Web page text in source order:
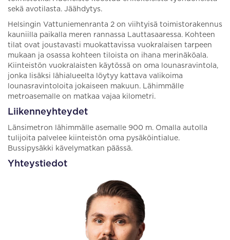
sekä avotilasta. Jäähdytys.
Helsingin Vattuniemenranta 2 on viihtyisä toimistorakennus
kauniilla paikalla meren rannassa Lauttasaaressa. Kohteen
tilat ovat joustavasti muokattavissa vuokralaisen tarpeen
mukaan ja osassa kohteen tiloista on ihana merinäköala.
Kiinteistön vuokralaisten käytössä on oma lounasravintola,
jonka lisäksi lähialueelta löytyy kattava valikoima
lounasravintoloita jokaiseen makuun. Lähimmälle
metroasemalle on matkaa vajaa kilometri.
Liikenneyhteydet
Länsimetron lähimmälle asemalle 900 m. Omalla autolla
tulijoita palvelee kiinteistön oma pysäköintialue.
Bussipysäkki kävelymatkan päässä.
Yhteystiedot